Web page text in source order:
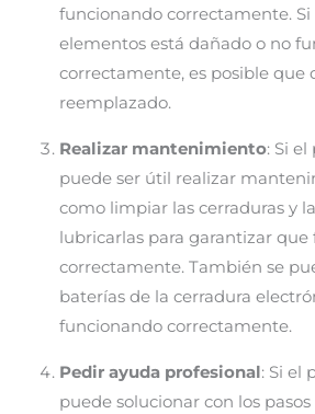
funcionando correctamente. Si
elementos está dañado o no
correctamente, es posible que
reemplazado.
Realizar mantenimiento: Si
puede ser útil realizar
como limpiar las cerraduras y
lubricarlas para garantizar que
correctamente. También se
baterías de la cerradura
funcionando correctamente.
Pedir ayuda profesional: Si el
puede solucionar con los